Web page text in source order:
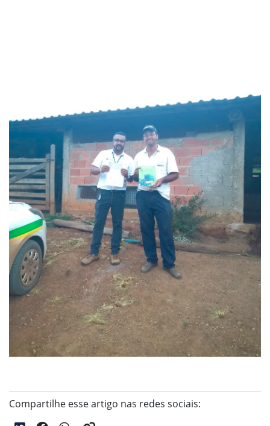
Compartilhe esse artigo nas redes sociais: